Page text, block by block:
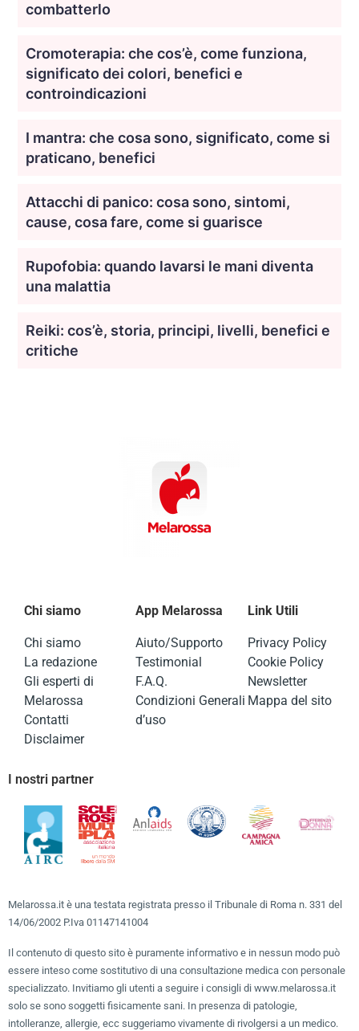
combatterlo
Cromoterapia: che cos’è, come funziona,
significato dei colori, benefici e
controindicazioni
I mantra: che cosa sono, significato, come si
praticano, benefici
Attacchi di panico: cosa sono, sintomi,
cause, cosa fare, come si guarisce
Rupofobia: quando lavarsi le mani diventa
una malattia
Reiki: cos’è, storia, principi, livelli, benefici e
critiche
Chi siamo
Chi siamo
La redazione
Gli esperti di
Melarossa
Contatti
Disclaimer
App Melarossa
Aiuto/Supporto
Testimonial
F.A.Q.
Condizioni Generali
d’uso
Link Utili
Privacy Policy
Cookie Policy
Newsletter
Mappa del sito
I nostri partner
Melarossa.it è una testata registrata presso il Tribunale di Roma n. 331 del
14/06/2002 P.Iva 01147141004
Il contenuto di questo sito è puramente informativo e in nessun modo può
essere inteso come sostitutivo di una consultazione medica con personale
specializzato. Invitiamo gli utenti a seguire i consigli di www.melarossa.it
solo se sono soggetti fisicamente sani. In presenza di patologie,
intolleranze, allergie, ecc suggeriamo vivamente di rivolgersi a un medico.